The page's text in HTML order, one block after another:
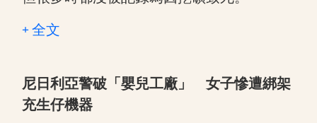
+ 全文
尼日利亞警破「嬰兒工廠」 女子慘遭綁架
充生仔機器